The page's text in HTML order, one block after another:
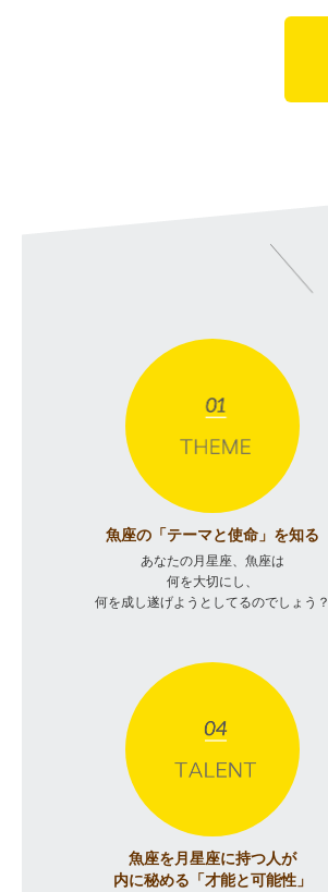
魚座の「テーマと使命」 を知る
あなたの月星座、魚座は
何を大切にし、
何を成し遂げようとしてるのでしょう？
魚座を月星座に持つ人が
内に秘める「才能と可能性」